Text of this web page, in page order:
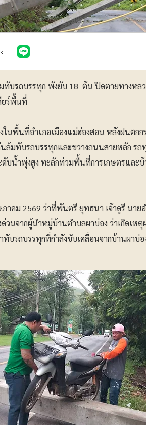
บรถบรรทุก พังยับ 18 ต้น ปิดตายทางหล
ยร์พื้นที่
ในพื้นที่อำเภอเมืองแม่ฮ่องสอน หลังฝนตก
ล้มทับรถบรรทุกและขวางถนนสายหลัก รถ
บน้ำพุ่งสูง ทะลักท่วมพื้นที่การเกษตรและบ้
าคม 2569 ว่าที่พันตรี ยุทธนา เจ้าดูรี นายอ
ด่วนจากผู้นำหมู่บ้านตำบลผาบ่อง ว่าเกิดเ
บรถบรรทุกที่กำลังขับเคลื่อนจากบ้านผาบ่อ